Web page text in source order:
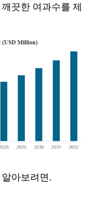
끗한 여과수를 제
아보려면.